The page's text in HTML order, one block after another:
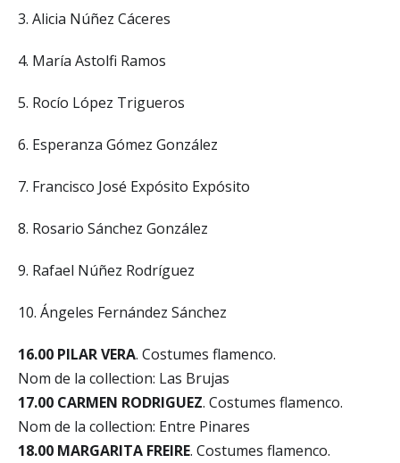
3. Alicia Núñez Cáceres
4. María Astolfi Ramos
5. Rocío López Trigueros
6. Esperanza Gómez González
7. Francisco José Expósito Expósito
8. Rosario Sánchez González
9. Rafael Núñez Rodríguez
10. Ángeles Fernández Sánchez
16.00 PILAR VERA. Costumes flamenco.
Nom de la collection: Las Brujas
17.00 CARMEN RODRIGUEZ. Costumes flamenco.
Nom de la collection: Entre Pinares
18.00 MARGARITA FREIRE. Costumes flamenco.